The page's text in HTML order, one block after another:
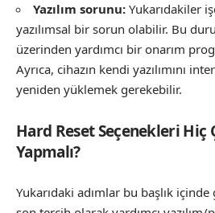
Yazılım sorunu: Yukarıdakiler
yazılımsal bir sorun olabilir. Bu
üzerinden yardımcı bir onarım
Ayrıca, cihazın kendi yazılımını
yeniden yüklemek gerekebilir.
Hard Reset Seçenekleri Hiç
Yapmalı?
Yukarıdaki adımlar bu başlık